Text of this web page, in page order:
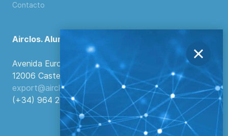
Contacto
Airclos. Aluminium Systems
Avenida Europa, 103
12006 Castellón de la Plana, Espanha.
export@airclos.com
(+34) 964 260 849